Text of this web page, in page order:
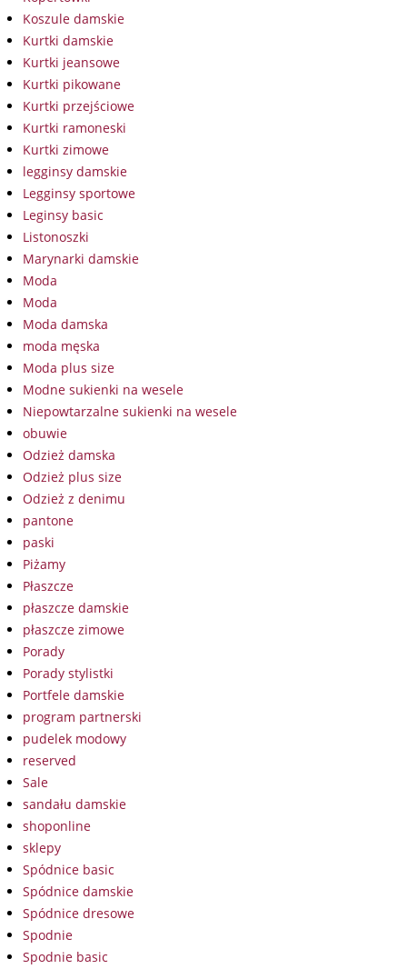
Koszule damskie
Kurtki damskie
Kurtki jeansowe
Kurtki pikowane
Kurtki przejściowe
Kurtki ramoneski
Kurtki zimowe
legginsy damskie
Legginsy sportowe
Leginsy basic
Listonoszki
Marynarki damskie
Moda
Moda
Moda damska
moda męska
Moda plus size
Modne sukienki na wesele
Niepowtarzalne sukienki na wesele
obuwie
Odzież damska
Odzież plus size
Odzież z denimu
pantone
paski
Piżamy
Płaszcze
płaszcze damskie
płaszcze zimowe
Porady
Porady stylistki
Portfele damskie
program partnerski
pudelek modowy
reserved
Sale
sandału damskie
shoponline
sklepy
Spódnice basic
Spódnice damskie
Spódnice dresowe
Spodnie
Spodnie basic